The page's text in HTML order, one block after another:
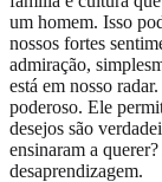
um homem. Isso
nossos fortes
admiração,
está em nosso
poderoso. Ele
desejos são
ensinaram a
desaprendizagem.